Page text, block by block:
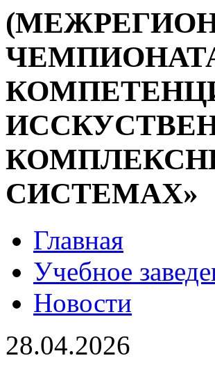
СИСТЕМАХ»
Главная
Учебное
Новости
28.04.2026